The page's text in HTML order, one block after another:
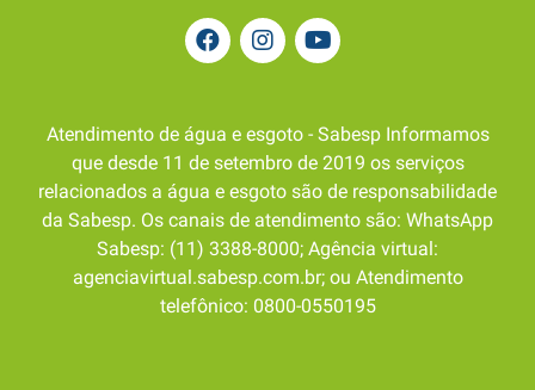
Atendimento de água e esgoto - Sabesp Informamos
que desde 11 de setembro de 2019 os serviços
relacionados a água e esgoto são de responsabilidade
da Sabesp. Os canais de atendimento são: WhatsApp
Sabesp: (11) 3388-8000; Agência virtual:
agenciavirtual.sabesp.com.br; ou Atendimento
telefônico: 0800-0550195